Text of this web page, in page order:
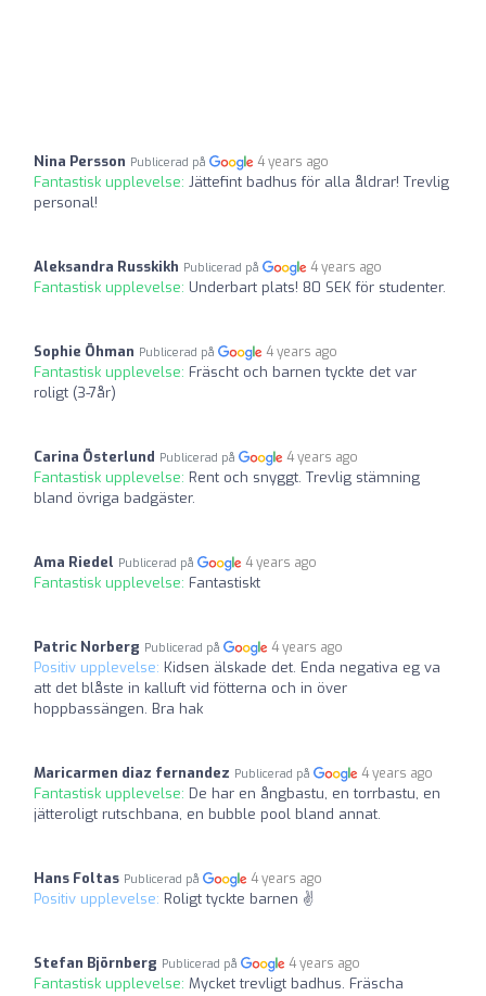
Nina Persson Publicerad på 4 years ago
Fantastisk upplevelse: Jättefint badhus för alla åldrar! Trevlig
personal!
Aleksandra Russkikh Publicerad på 4 years ago
Fantastisk upplevelse: Underbart plats! 80 SEK för studenter.
Sophie Öhman Publicerad på 4 years ago
Fantastisk upplevelse: Fräscht och barnen tyckte det var
roligt (3-7år)
Carina Österlund Publicerad på 4 years ago
Fantastisk upplevelse: Rent och snyggt. Trevlig stämning
bland övriga badgäster.
Ama Riedel Publicerad på 4 years ago
Fantastisk upplevelse: Fantastiskt
Patric Norberg Publicerad på 4 years ago
Positiv upplevelse: Kidsen älskade det. Enda negativa eg va
att det blåste in kalluft vid fötterna och in över
hoppbassängen. Bra hak
Maricarmen diaz fernandez Publicerad på 4 years ago
Fantastisk upplevelse: De har en ångbastu, en torrbastu, en
jätteroligt rutschbana, en bubble pool bland annat.
Hans Foltas Publicerad på 4 years ago
Positiv upplevelse: Roligt tyckte barnen ✌
Stefan Björnberg Publicerad på 4 years ago
Fantastisk upplevelse: Mycket trevligt badhus. Fräscha